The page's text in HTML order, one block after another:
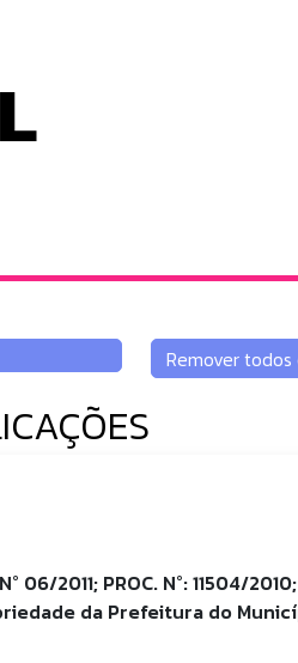
06/2011; PROC. N°: 11504/
da Prefeitura do